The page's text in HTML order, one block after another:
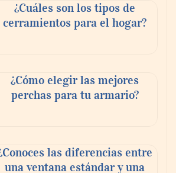
¿Cuáles son los tipos de
cerramientos para el hogar?
¿Cómo elegir las mejores
perchas para tu armario?
las diferencias entre
una ventana estándar y una